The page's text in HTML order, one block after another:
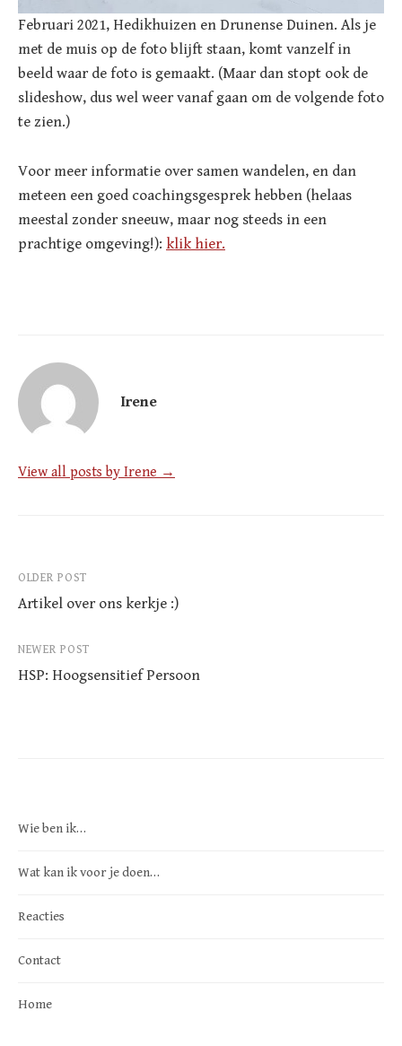
Februari 2021, Hedikhuizen en Drunense Duinen. Als je
met de muis op de foto blijft staan, komt vanzelf in
beeld waar de foto is gemaakt. (Maar dan stopt ook de
slideshow, dus wel weer vanaf gaan om de volgende foto
te zien.)
Voor meer informatie over samen wandelen, en dan
meteen een goed coachingsgesprek hebben (helaas
meestal zonder sneeuw, maar nog steeds in een
prachtige omgeving!): klik hier.
Irene
View all posts by Irene →
Post
navigation
OLDER POST
Artikel over ons kerkje :)
NEWER POST
HSP: Hoogsensitief Persoon
Wie ben ik…
Wat kan ik voor je doen…
Reacties
Contact
Home